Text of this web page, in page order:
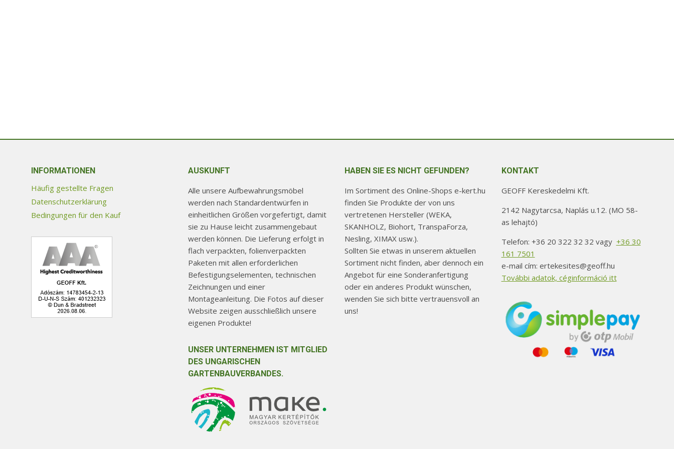
INFORMATIONEN
Häufig gestellte Fragen
Datenschutzerklärung
Bedingungen für den Kauf
AUSKUNFT
Alle unsere Aufbewahrungsmöbel
werden nach Standardentwürfen in
einheitlichen Größen vorgefertigt, damit
sie zu Hause leicht zusammengebaut
werden können. Die Lieferung erfolgt in
flach verpackten, folienverpackten
Paketen mit allen erforderlichen
Befestigungselementen, technischen
Zeichnungen und einer
Montageanleitung. Die Fotos auf dieser
Website zeigen ausschließlich unsere
eigenen Produkte!
UNSER UNTERNEHMEN IST MITGLIED
DES UNGARISCHEN
GARTENBAUVERBANDES.
HABEN SIE ES NICHT GEFUNDEN?
Im Sortiment des Online-Shops e-kert.hu
finden Sie Produkte der von uns
vertretenen Hersteller (WEKA,
SKANHOLZ, Biohort, TranspaForza,
Nesling, XIMAX usw.).
Sollten Sie etwas in unserem aktuellen
Sortiment nicht finden, aber dennoch ein
Angebot für eine Sonderanfertigung
oder ein anderes Produkt wünschen,
wenden Sie sich bitte vertrauensvoll an
uns!
KONTAKT
GEOFF Kereskedelmi Kft.
2142 Nagytarcsa, Naplás u.12. (MO 58-
as lehajtó)
Telefon: +36 20 322 32 32 vagy +36 30
161 7501
e-mail cím: ertekesites@geoff.hu
További adatok, céginformáció itt